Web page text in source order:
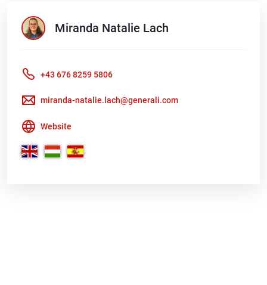
Miranda Natalie Lach
+43 676 8259 5806
miranda-natalie.lach@generali.com
Website